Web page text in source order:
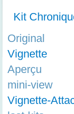
Kit
Original
Vignette
Aperçu
mini-view
Vignette-